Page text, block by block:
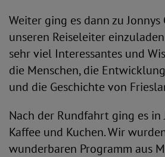
Weiter ging es dann zu Jonnys
unseren Reiseleiter
sehr viel Interessantes und
die Menschen, die
und die Geschichte von
Nach der Rundfahrt ging es in
Kaffee und Kuchen. Wir
wunderbaren Programm aus